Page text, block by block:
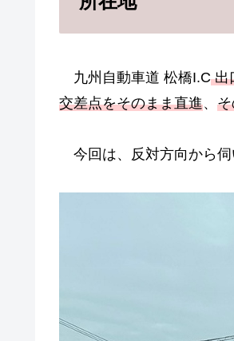
九州自動車道 松橋I.C出
交差点をそのまま直進、
今回は、反対方向から伺